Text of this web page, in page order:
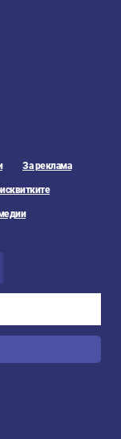
За реклама